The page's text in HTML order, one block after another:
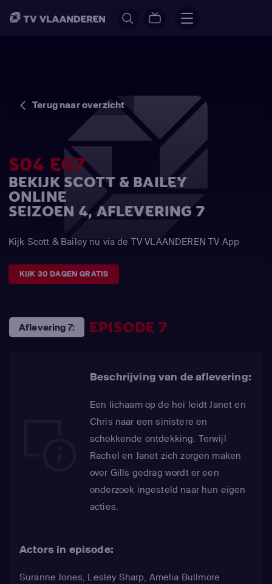
Terug naar overzicht
S04 E07
BEKIJK SCOTT & BAILEY
ONLINE
SEIZOEN 4, AFLEVERING 7
Kijk Scott & Bailey nu via de TV VLAANDEREN TV App
KIJK 30 DAGEN GRATIS
Aflevering 7: EPISODE 7
Beschrijving van de aflevering:
Een lichaam op de hei leidt Janet en
Chris naar een sinistere en
schokkende ontdekking. Terwijl
Rachel en Janet zich zorgen maken
over Gills gedrag wordt er een
onderzoek ingesteld naar hun eigen
acties.
Actors in episode:
Suranne Jones, Lesley Sharp, Amelia Bullmore